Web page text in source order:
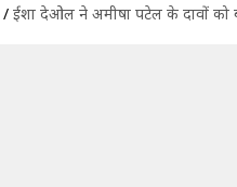
/ ईशा देओल ने अमीषा पटेल के दावों को